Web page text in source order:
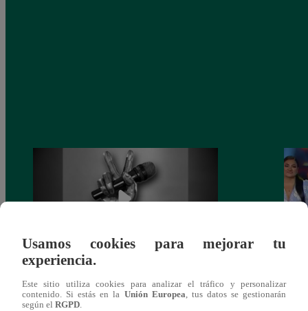
tras denunciar negligencia médica
2023
Usamos cookies para mejorar tu
experiencia.
Este sitio utiliza cookies para analizar el tráfico y personalizar
contenido. Si estás en la Unión Europea, tus datos se gestionarán
según el RGPD.